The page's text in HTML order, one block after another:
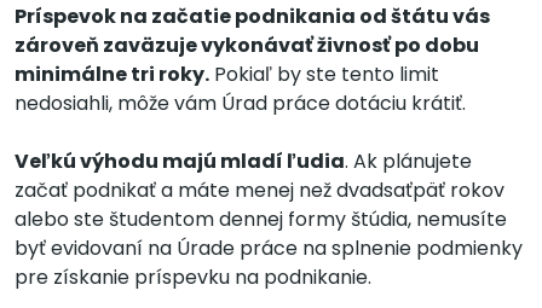
Príspevok na začatie podnikania od štátu vás
zároveň zaväzuje vykonávať živnosť po dobu
minimálne tri roky. Pokiaľ by ste tento limit
nedosiahli, môže vám Úrad práce dotáciu krátiť.
Veľkú výhodu majú mladí ľudia. Ak plánujete
začať podnikať a máte menej než dvadsaťpäť rokov
alebo ste študentom dennej formy štúdia, nemusíte
byť evidovaní na Úrade práce na splnenie podmienky
pre získanie príspevku na podnikanie.